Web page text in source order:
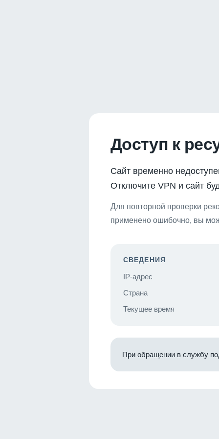
Доступ к
Сайт временно
Отключите VPN и сайт
Для повторной проверки
применено ошибочно, вы
СВЕДЕНИЯ
IP-адрес
Страна
Текущее время
При обращении в службу